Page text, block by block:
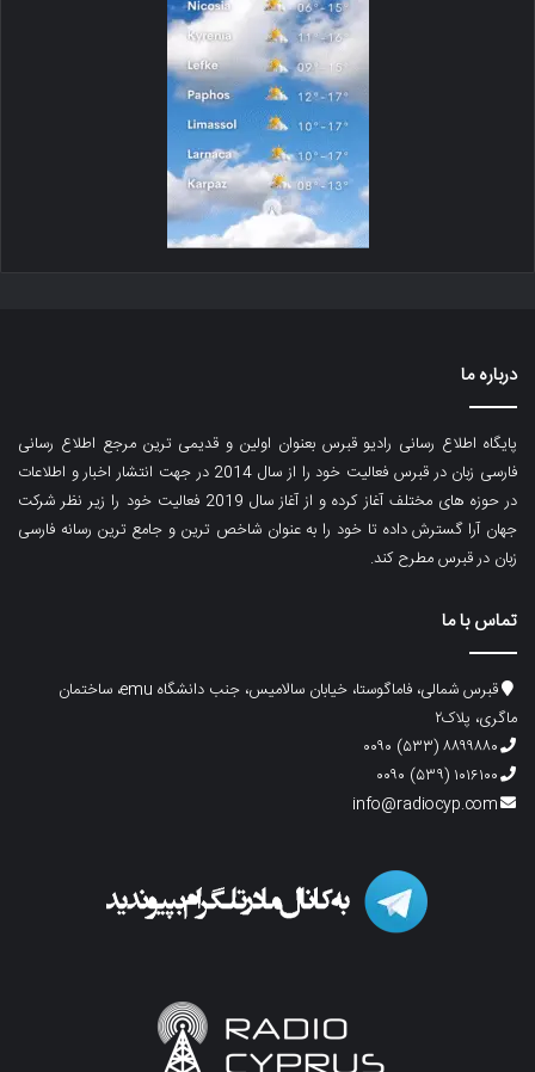
درباره ما
پایگاه اطلاع رسانی رادیو قبرس بعنوان اولین و قدیمی ترین مرجع اطلاع رسانی
فارسی زبان در قبرس فعالیت خود را از سال 2014 در جهت انتشار اخبار و اطلاعات
در حوزه های مختلف آغاز کرده و از آغاز سال 2019 فعالیت خود را زیر نظر شرکت
جهان آرا گسترش داده تا خود را به عنوان شاخص ترین و جامع ترین رسانه فارسی
زبان در قبرس مطرح کند.
تماس با ما
قبرس شمالی، فاماگوستا، خیابان سالامیس، جنب دانشگاه emu، ساختمان
ماگری، پلاک۲
۸۸۹۹۸۸۰ (۵۳۳) ۰۰۹۰
۱۰۱۶۱۰۰ (۵۳۹) ۰۰۹۰
info@radiocyp.com